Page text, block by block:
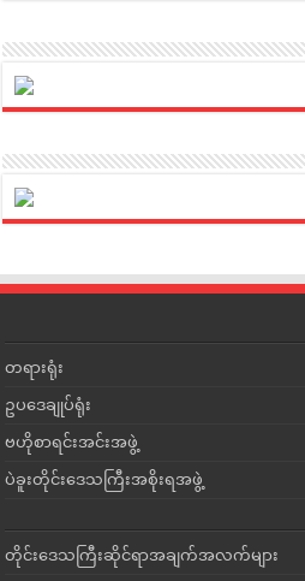
တရားရုံး
ဥပဒေချုပ်ရုံး
ဗဟိုစာရင်းအင်းအဖွဲ့
ပဲခူးတိုင်းဒေသကြီးအစိုးရအဖွဲ့
တိုင်းဒေသကြီးဆိုင်ရာအချက်အလက်များ